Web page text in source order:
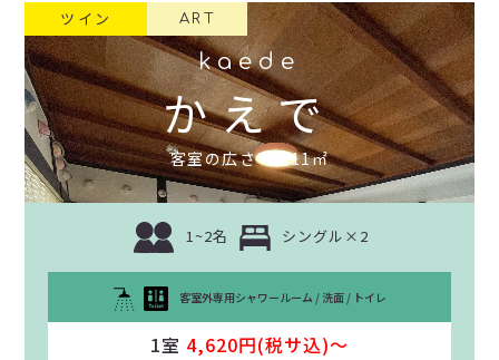
kaede
かえで
客室の広さ：約11㎡
1~2名 シングル×2
客室外専用シャワールーム / 洗面 / トイレ
1室 4,620円(税サ込)〜
ツイン ART